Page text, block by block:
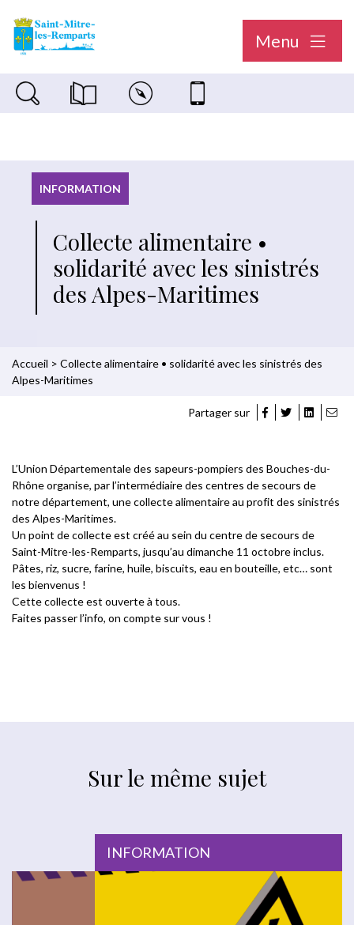
Menu
Recherche sur le siteMagazine municipal "Le Saint-Mitréen"
Carte interactiveNous contacter
INFORMATION
Collecte alimentaire •
solidarité avec les sinistrés
des Alpes-Maritimes
Accueil > Collecte alimentaire • solidarité avec les sinistrés des
Alpes-Maritimes
Partager sur
L’Union Départementale des sapeurs-pompiers des Bouches-du-
Rhône organise, par l’intermédiaire des centres de secours de
notre département, une collecte alimentaire au profit des sinistrés
des Alpes-Maritimes.
Un point de collecte est créé au sein du centre de secours de
Saint-Mitre-les-Remparts, jusqu’au dimanche 11 octobre inclus.
Pâtes, riz, sucre, farine, huile, biscuits, eau en bouteille, etc… sont
les bienvenus !
Cette collecte est ouverte à tous.
Faites passer l’info, on compte sur vous !
Sur le même sujet
INFORMATION